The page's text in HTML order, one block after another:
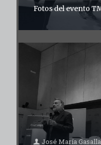
Fotos del evento
José María Gasalla